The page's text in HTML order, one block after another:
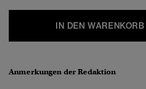
IN DEN
Anmerkungen der Redaktion